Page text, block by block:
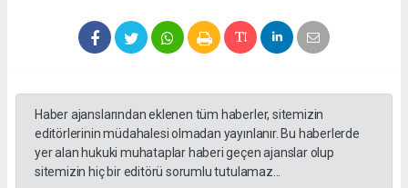
Haber ajanslarından eklenen tüm haberler, sitemizin
editörlerinin müdahalesi olmadan yayınlanır. Bu haberlerde
yer alan hukuki muhataplar haberi geçen ajanslar olup
sitemizin hiç bir editörü sorumlu tutulamaz...